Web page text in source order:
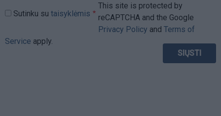
Sutinku su taisyklėmis
This site is protected by
reCAPTCHA and the Google
Privacy Policy and Terms of
Service apply.